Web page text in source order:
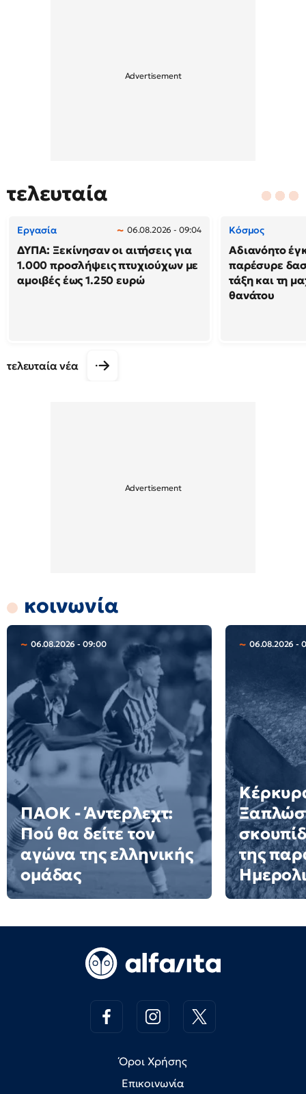
τελευταία
Εργασία 06.08.2026 - 09:04
ΔΥΠΑ: Ξεκίνησαν οι αιτήσεις για
1.000 προσλήψεις πτυχιούχων με
αμοιβές έως 1.250 ευρώ
Κόσμος
Αδιανόητο
παρέσυρε
τάξη και τη
θανάτου
τελευταία νέα
κοινωνία
06.08.2026 - 09:00
ΠΑΟΚ - Άντερλεχτ:
Πού θα δείτε τον
αγώνα της ελληνικής
ομάδας
06.08.2026 -
της
Όροι Χρήσης
Επικοινωνία